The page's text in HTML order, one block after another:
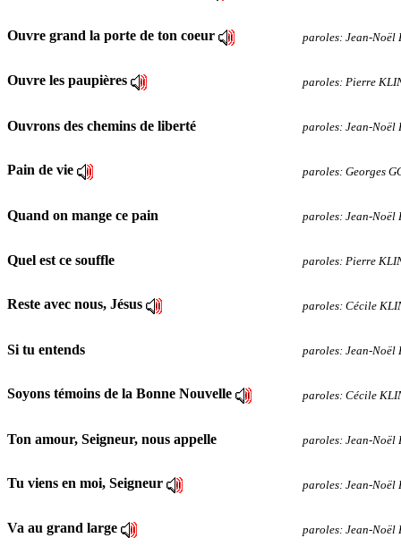
Ouvre grand la porte de ton coeur paroles: Jean-Noël
Ouvre les paupières paroles: Pierre
Ouvrons des chemins de liberté paroles: Jean-Noël
Pain de vie paroles: Georges
Quand on mange ce pain paroles: Jean-Noël
Quel est ce souffle paroles: Pierre
Reste avec nous, Jésus paroles: Cécile
Si tu entends paroles: Jean-Noël
Soyons témoins de la Bonne Nouvelle paroles: Cécile
Ton amour, Seigneur, nous appelle paroles: Jean-Noël
Tu viens en moi, Seigneur paroles: Jean-Noël
Va au grand large paroles: Jean-Noël